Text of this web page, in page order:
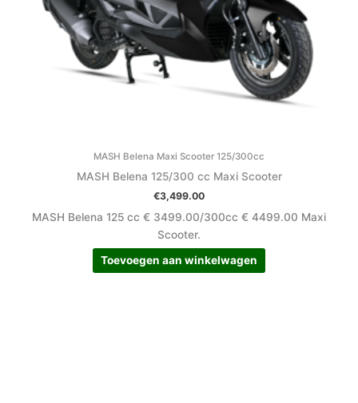
MASH Belena Maxi Scooter 125/300cc
MASH Belena 125/300 cc Maxi Scooter
€3,499.00
MASH Belena 125 cc € 3499.00/300cc € 4499.00 Maxi
Scooter.
Toevoegen aan winkelwagen